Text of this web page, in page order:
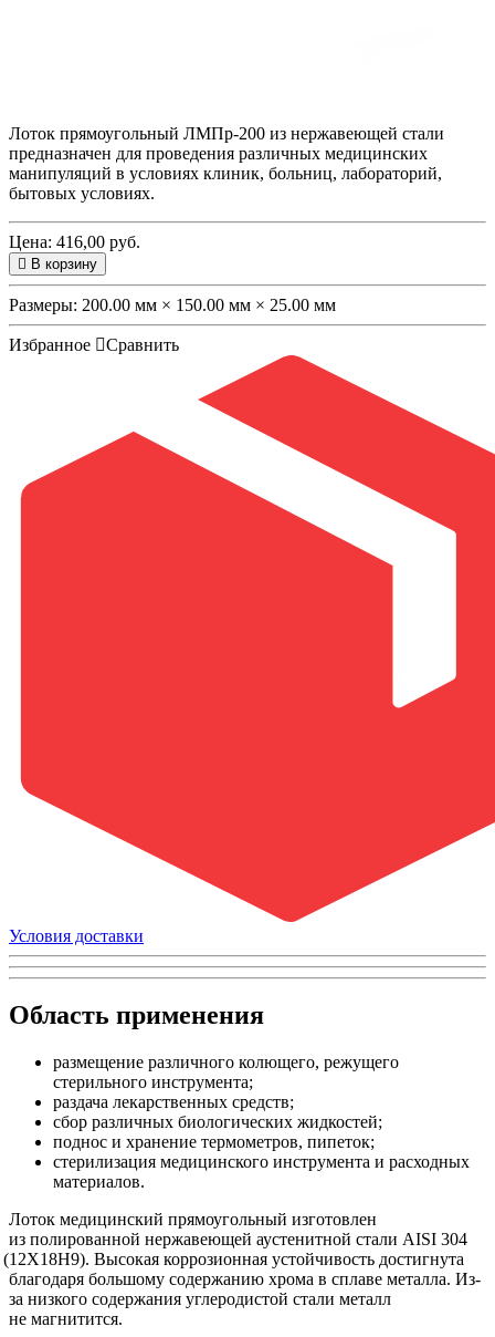
Лоток прямоугольный ЛМПр-200 из нержавеющей стали
предназначен для проведения различных медицинских
манипуляций в условиях клиник, больниц, лабораторий,
бытовых условиях.
Цена: 416,00 руб.
В корзину
Размеры: 200.00 мм × 150.00 мм × 25.00 мм
Избранное Сравнить
Условия доставки
Область применения
размещение различного колющего, режущего
стерильного инструмента;
раздача лекарственных средств;
сбор различных биологических жидкостей;
поднос и хранение термометров, пипеток;
стерилизация медицинского инструмента и расходных
материалов.
Лоток медицинский прямоугольный изготовлен
из полированной нержавеющей аустенитной стали AISI 304
(12Х18Н9). Высокая коррозионная устойчивость достигнута
благодаря большому содержанию хрома в сплаве металла. Из-
за низкого содержания углеродистой стали металл
не магнитится.